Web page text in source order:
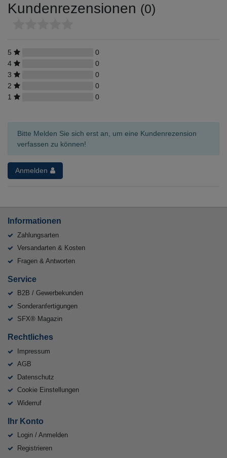
Kundenrezensionen (0)
5
0
4
0
3
0
2
0
1
0
Bitte Melden Sie sich erst an, um eine Kundenrezension
verfassen zu können!
Anmelden
Informationen
Zahlungsarten
Versandarten & Kosten
Fragen & Antworten
Service
B2B / Gewerbekunden
Sonderanfertigungen
SFX® Magazin
Rechtliches
Impressum
AGB
Datenschutz
Cookie Einstellungen
Widerruf
Ihr Konto
Login / Anmelden
Registrieren